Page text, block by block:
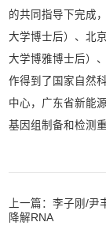
的共同指导下完成
大学博士后）、北
大学博雅博士后）
作得到了国家自然
中心，广东省新能
基因组制备和检测
上一篇：李子刚/尹
降解RNA